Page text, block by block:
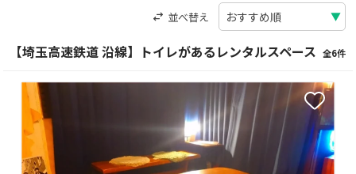
並べ替え
【埼玉高速鉄道 沿線】トイレがあるレンタルスペース 全6件